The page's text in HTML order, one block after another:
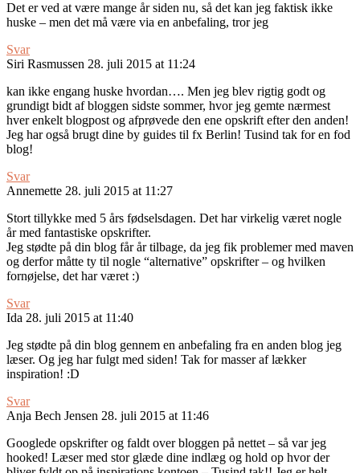
Det er ved at være mange år siden nu, så det kan jeg faktisk ikke
huske – men det må være via en anbefaling, tror jeg
Svar
Siri Rasmussen 28. juli 2015 at 11:24
kan ikke engang huske hvordan…. Men jeg blev rigtig godt og
grundigt bidt af bloggen sidste sommer, hvor jeg gemte nærmest
hver enkelt blogpost og afprøvede den ene opskrift efter den anden!
Jeg har også brugt dine by guides til fx Berlin! Tusind tak for en fod
blog!
Svar
Annemette 28. juli 2015 at 11:27
Stort tillykke med 5 års fødselsdagen. Det har virkelig været nogle
år med fantastiske opskrifter.
Jeg stødte på din blog får år tilbage, da jeg fik problemer med maven
og derfor måtte ty til nogle “alternative” opskrifter – og hvilken
fornøjelse, det har været :)
Svar
Ida 28. juli 2015 at 11:40
Jeg stødte på din blog gennem en anbefaling fra en anden blog jeg
læser. Og jeg har fulgt med siden! Tak for masser af lækker
inspiration! :D
Svar
Anja Bech Jensen 28. juli 2015 at 11:46
Googlede opskrifter og faldt over bloggen på nettet – så var jeg
hooked! Læser med stor glæde dine indlæg og hold op hvor der